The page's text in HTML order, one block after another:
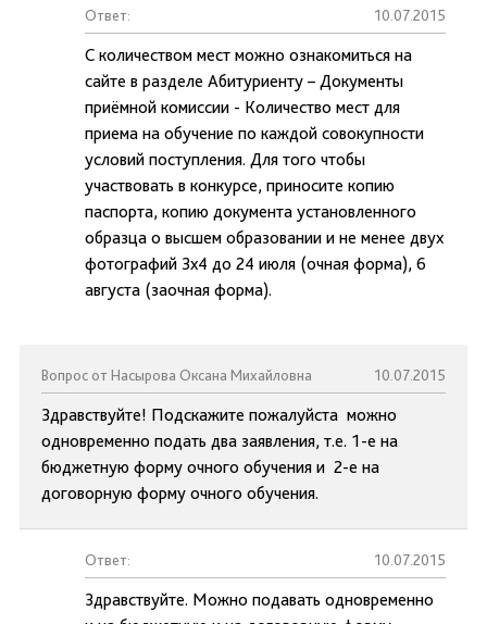
Ответ: 10.07.2015
С количеством мест можно ознакомиться на
сайте в разделе Абитуриенту – Документы
приёмной комиссии - Количество мест для
приема на обучение по каждой совокупности
условий поступления. Для того чтобы
участвовать в конкурсе, приносите копию
паспорта, копию документа установленного
образца о высшем образовании и не менее двух
фотографий 3х4 до 24 июля (очная форма), 6
августа (заочная форма).
Вопрос от Насырова Оксана Михайловна 10.07.2015
Здравствуйте! Подскажите пожалуйста можно
одновременно подать два заявления, т.е. 1-е на
бюджетную форму очного обучения и 2-е на
договорную форму очного обучения.
Ответ: 10.07.2015
Здравствуйте. Можно подавать одновременно